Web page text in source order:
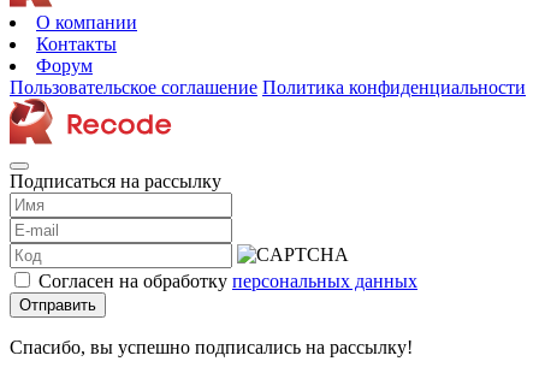
О компании
Контакты
Форум
Пользовательское соглашение Политика конфиденциальности
Подписаться на рассылку
Согласен на обработку персональных данных
Отправить
Спасибо, вы успешно подписались на рассылку!